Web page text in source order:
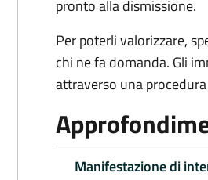
pronto alla dismissione.
Per poterli valorizzare,
chi ne fa domanda. Gli
attraverso una
Manifestazione di